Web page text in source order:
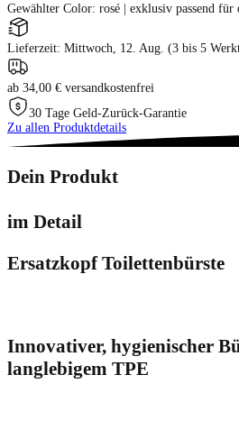
Gewählter Color: rosé | exklusiv passend für
Lieferzeit: Mittwoch, 12. Aug. (3 bis 5
ab 34,00 € versandkostenfrei
30 Tage Geld-Zurück-Garantie
Zu allen Produktdetails
Dein Produkt
im Detail
Ersatzkopf Toilettenbürste
Innovativer, hygienischer
langlebigem TPE